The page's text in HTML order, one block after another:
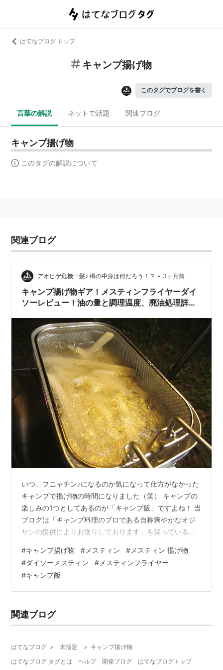
はてなブログ トップ
キャンプ揚げ物
このタグでブログを書く
言葉の解説 ネットで話題 関連ブログ
キャンプ揚げ物
このタグの解説について
関連ブログ
アオヒゲ危機一髪♪ 樽の中身は何だろう！？ • 3ヶ月前
キャンプ揚げ物ギア！メスティンフライヤーダイ
ソーレビュー！油の量と調理温度、廃油処理詳
いつ、フニャチン♪になるのか気になって仕方がなかった
キャンプで揚げ物の時間になりました（笑） キャンプの
楽しみの1つとしてあるのが「キャンプ飯」ですよね！ 当
ブログは「キャンプ料理のプロである自称爽やかなオジ
サンの提供によりお送りしております」を謳っているの
と思ってプロを装っている卑劣なキャンプブログだった
りします。 そんな料理が出来ない私でも簡単に調理が出
来るのが揚げ物だったりします。 今回は、キャンプの揚
げ物に便利なギア（メスティンフライヤー）のご紹介
説したいと思います！ キャンプで揚げ物を…
#キャンプ揚げ物 # メスティン # メスティン 揚げ物
#ダイソーメスティン # メスティンフライヤー
#キャンプ飯
関連ブログ
はてなブログ > 未指定 > キャンプ揚げ物
はてなブログ タグとは
ヘルプ 開発ブログ はてなブログトップ